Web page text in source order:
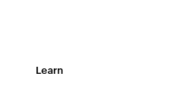
Learn